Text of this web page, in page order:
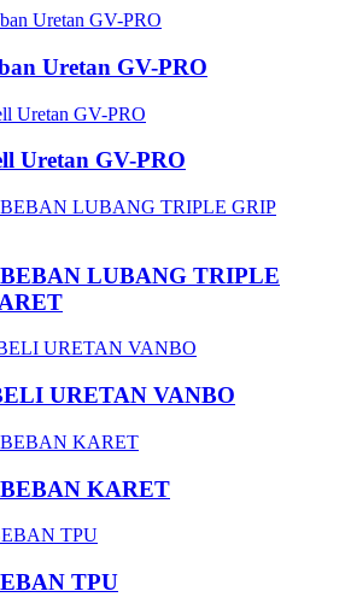
Uretan GV-PRO
Uretan GV-PRO
LUBANG TRIPLE
URETAN VANBO
KARET
TPU